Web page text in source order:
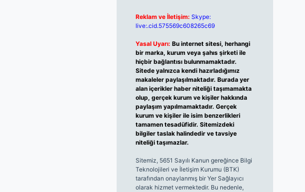
Reklam ve İletişim: Skype:
live:.cid.575569c608265c69
Yasal Uyarı: Bu internet sitesi, herhangi
bir marka, kurum veya şahıs şirketi ile
hiçbir bağlantısı bulunmamaktadır.
Sitede yalnızca kendi hazırladığımız
makaleler paylaşılmaktadır. Burada yer
alan içerikler haber niteliği taşımamakta
olup, gerçek kurum ve kişiler hakkında
paylaşım yapılmamaktadır. Gerçek
kurum ve kişiler ile isim benzerlikleri
tamamen tesadüfidir. Sitemizdeki
bilgiler taslak halindedir ve tavsiye
niteliği taşımazlar.
Sitemiz, 5651 Sayılı Kanun gereğince Bilgi
Teknolojileri ve İletişim Kurumu (BTK)
tarafından onaylanmış bir Yer Sağlayıcı
olarak hizmet vermektedir. Bu nedenle,